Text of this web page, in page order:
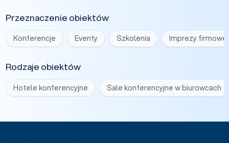
Przeznaczenie obiektów
Konferencje Eventy Szkolenia Imprezy firmowe
Rodzaje obiektów
Hotele konferencyjne Sale konferencyjne w biurowcach